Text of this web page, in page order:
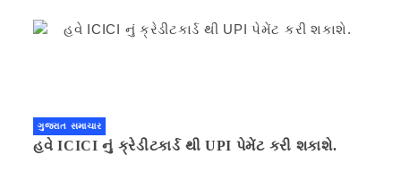
ગુજરાત સમાચાર
હવે ICICI નું ક્રેડીટકાર્ડ થી UPI પેમેંટ કરી શકાશે.